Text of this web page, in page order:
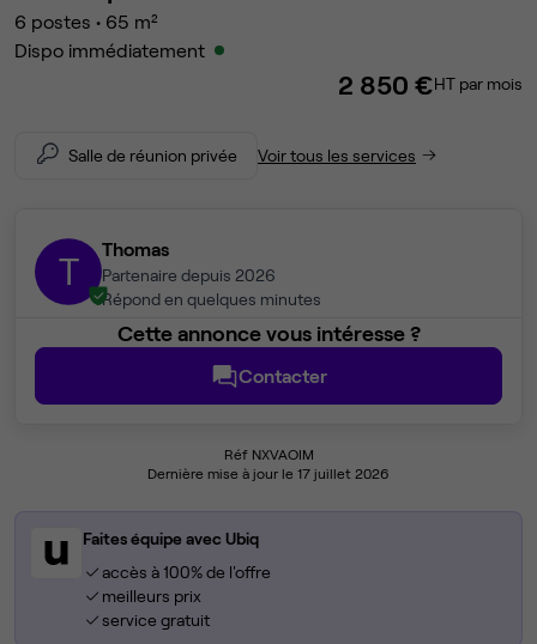
6 postes • 65 m²
Dispo immédiatement
2 850 €HT par mois
Salle de réunion privée Voir tous les services
T Thomas
Partenaire depuis 2026
Répond en quelques minutes
Cette annonce vous intéresse ?
Contacter
Réf NXVAOIM
Dernière mise à jour le 17 juillet 2026
Faites équipe avec Ubiq
accès à 100% de l'offre
meilleurs prix
service gratuit